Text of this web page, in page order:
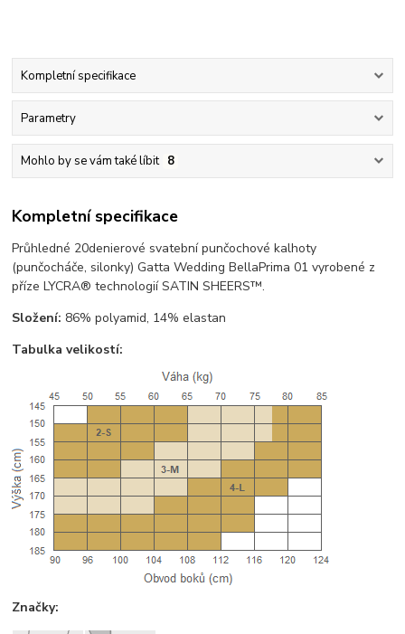
Kompletní specifikace
Parametry
Mohlo by se vám také líbit 8
Kompletní specifikace
Průhledné 20denierové svatební punčochové kalhoty
(punčocháče, silonky) Gatta Wedding BellaPrima 01 vyrobené z
příze LYCRA® technologií SATIN SHEERS™.
Složení: 86% polyamid, 14% elastan
Tabulka velikostí:
Značky: